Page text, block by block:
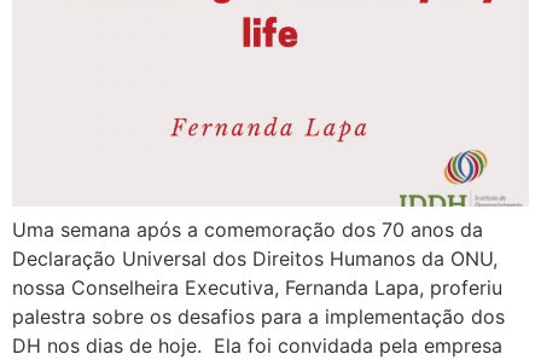
Uma semana após a comemoração dos 70 anos da
Declaração Universal dos Direitos Humanos da ONU,
nossa Conselheira Executiva, Fernanda Lapa, proferiu
palestra sobre os desafios para a implementação dos
DH nos dias de hoje. Ela foi convidada pela empresa